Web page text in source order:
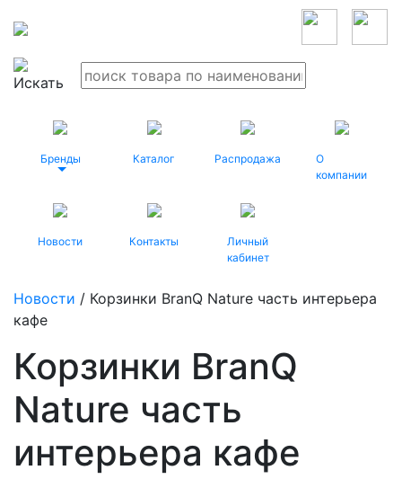
Бренды Каталог Распродажа
О
компании
Новости Контакты
Личный
кабинет
Новости / Корзинки BranQ Nature часть интерьера
кафе
Корзинки BranQ
Nature часть
интерьера кафе